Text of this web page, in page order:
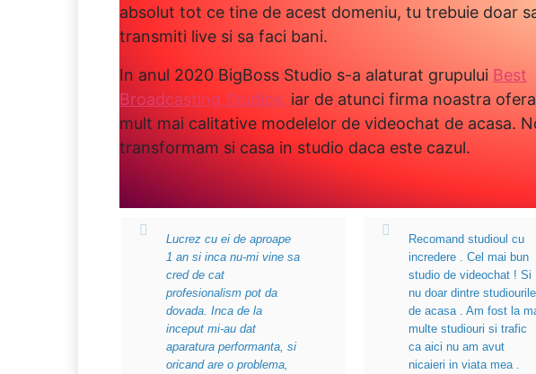
absolut tot ce tine de acest domeniu, tu trebuie doar
transmiti live si sa faci bani.
In anul 2020 BigBoss Studio s-a alaturat grupului Best
Broadcasting Studios, iar de atunci firma noastra
mult mai calitative modelelor de videochat de acasa.
transformam si casa in studio daca este cazul.
Lucrez cu ei de aproape
1 an si inca nu-mi vine sa
cred de cat
profesionalism pot da
dovada. Inca de la
inceput mi-au dat
aparatura performanta, si
oricand are o problema,
Recomand studioul cu
incredere . Cel mai bun
studio de videochat ! Si
nu doar dintre studiourile
de acasa . Am fost la
multe studiouri si trafic
ca aici nu am avut
nicaieri in viata mea .